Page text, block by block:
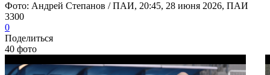
Фото: Андрей Степанов / ПАИ, 20:45, 28 июня 2026, ПАИ
3300
0
Поделиться
40 фото